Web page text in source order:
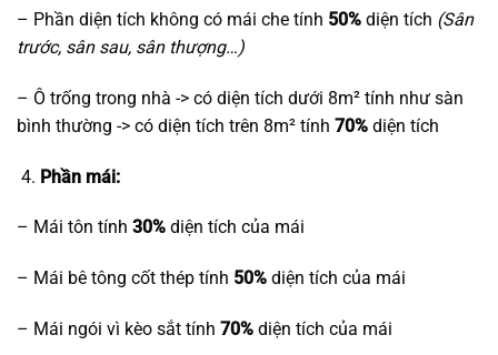
– Phần diện tích không có mái che tính 50% diện tích (Sân
trước, sân sau, sân thượng…)
– Ô trống trong nhà -> có diện tích dưới 8m² tính như sàn
bình thường -> có diện tích trên 8m² tính 70% diện tích
Phần mái:
– Mái tôn tính 30% diện tích của mái
– Mái bê tông cốt thép tính 50% diện tích của mái
– Mái ngói vì kèo sắt tính 70% diện tích của mái